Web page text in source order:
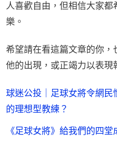
人喜歡自由，但相信大家都
樂。
希望請在看這篇文章的你
他的出現，或正竭力以表現
球迷公投｜足球女將令網
的理想型教練？
《足球女將》給我們的四